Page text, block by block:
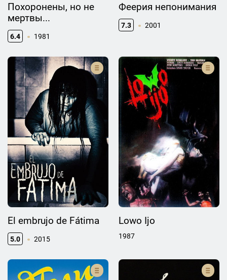
Похоронены, но не
мертвы...
6.4 1981
Феерия непонимания
7.3 2001
El embrujo de Fátima
5.0 2015
Lowo Ijo
1987